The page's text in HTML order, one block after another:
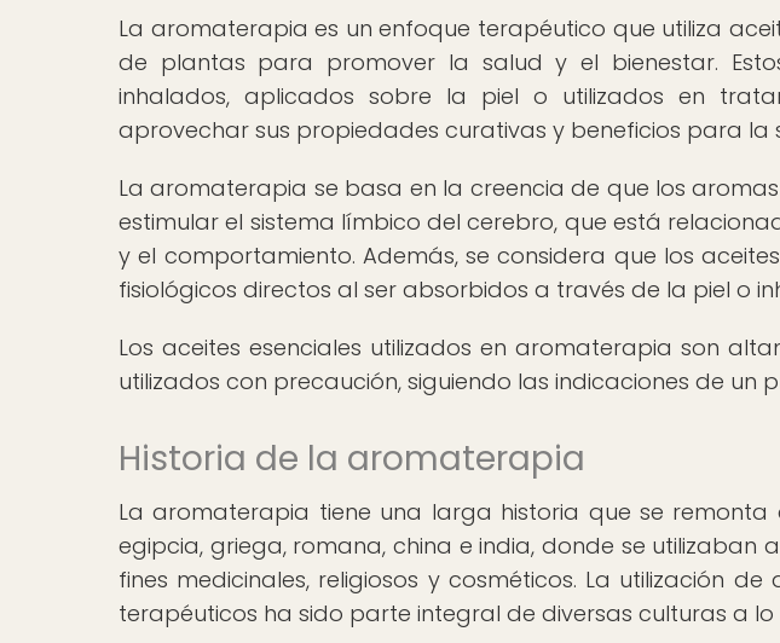
La aromaterapia es un enfoque terapéutico que utiliza
de plantas para promover la salud y el bienestar.
inhalados, aplicados sobre la piel o utilizados en
aprovechar sus propiedades curativas y beneficios para la
La aromaterapia se basa en la creencia de que los
estimular el sistema límbico del cerebro, que está
y el comportamiento. Además, se considera que los
fisiológicos directos al ser absorbidos a través de la piel o
Los aceites esenciales utilizados en aromaterapia son
utilizados con precaución, siguiendo las indicaciones de un
Historia de la aromaterapia
La aromaterapia tiene una larga historia que se remonta
egipcia, griega, romana, china e india, donde se utilizaban
fines medicinales, religiosos y cosméticos. La utilización
terapéuticos ha sido parte integral de diversas culturas a